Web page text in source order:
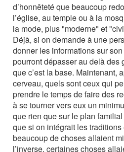
d’honnêteté que beaucoup
l’église, au temple ou à la
la mode, plus "moderne" et
Déjà, si on demande à une
donner les informations sur
pourront dépasser au delà des
que c’est la base. Maintenant,
cerveau, quels sont ceux qui
prendre le temps de faire des
à se tourner vers eux un
que rien que sur le plan
que si on intégrait les traditions
beaucoup de choses allaient
l’inverse, certaines choses